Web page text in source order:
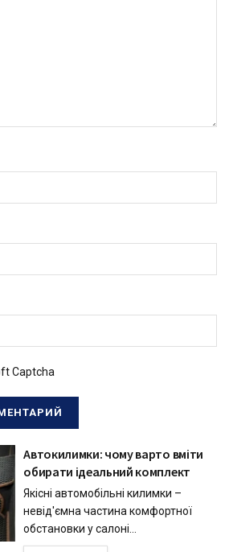
Captcha
Автокилимки: чому варто вміти
обирати ідеальний комплект
Якісні автомобільні килимки –
невід'ємна частина комфортної
обстановки у салоні...